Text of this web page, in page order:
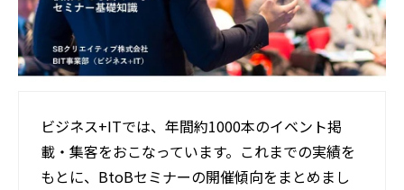
活用事例
ブログ
ビジネス+ITでは、年間約1000本のイベント掲
載・集客をおこなっています。これまでの実績を
もとに、BtoBセミナーの開催傾向をまとめまし